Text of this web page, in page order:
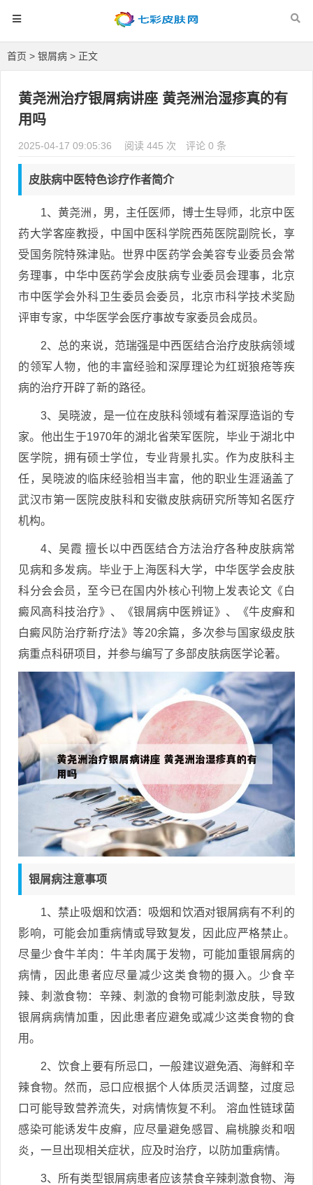
首页 > 银屑病 > 正文
黄尧洲治疗银屑病讲座 黄尧洲治湿疹真的有
用吗
2025-04-17 09:05:36 阅读 445 次 评论 0 条
皮肤病中医特色诊疗作者简介
1、黄尧洲，男，主任医师，博士生导师，北京中医
药大学客座教授，中国中医科学院西苑医院副院长，享
受国务院特殊津贴。世界中医药学会美容专业委员会常
务理事，中华中医药学会皮肤病专业委员会理事，北京
市中医学会外科卫生委员会委员，北京市科学技术奖励
评审专家，中华医学会医疗事故专家委员会成员。
2、总的来说，范瑞强是中西医结合治疗皮肤病领域
的领军人物，他的丰富经验和深厚理论为红斑狼疮等疾
病的治疗开辟了新的路径。
3、吴晓波，是一位在皮肤科领域有着深厚造诣的专
家。他出生于1970年的湖北省荣军医院，毕业于湖北中
医学院，拥有硕士学位，专业背景扎实。作为皮肤科主
任，吴晓波的临床经验相当丰富，他的职业生涯涵盖了
武汉市第一医院皮肤科和安徽皮肤病研究所等知名医疗
机构。
4、吴霞 擅长以中西医结合方法治疗各种皮肤病常
见病和多发病。毕业于上海医科大学，中华医学会皮肤
科分会会员，至今已在国内外核心刊物上发表论文《白
癜风高科技治疗》、《银屑病中医辨证》、《牛皮癣和
白癜风防治疗新疗法》等20余篇，多次参与国家级皮肤
病重点科研项目，并参与编写了多部皮肤病医学论著。
银屑病注意事项
1、禁止吸烟和饮酒：吸烟和饮酒对银屑病有不利的
影响，可能会加重病情或导致复发，因此应严格禁止。
尽量少食牛羊肉：牛羊肉属于发物，可能加重银屑病的
病情，因此患者应尽量减少这类食物的摄入。少食辛
辣、刺激食物：辛辣、刺激的食物可能刺激皮肤，导致
银屑病病情加重，因此患者应避免或减少这类食物的食
用。
2、饮食上要有所忌口，一般建议避免酒、海鲜和辛
辣食物。然而，忌口应根据个人体质灵活调整，过度忌
口可能导致营养流失，对病情恢复不利。 溶血性链球菌
感染可能诱发牛皮癣，应尽量避免感冒、扁桃腺炎和咽
炎，一旦出现相关症状，应及时治疗，以防加重病情。
3、所有类型银屑病患者应该禁食辛辣刺激食物、海